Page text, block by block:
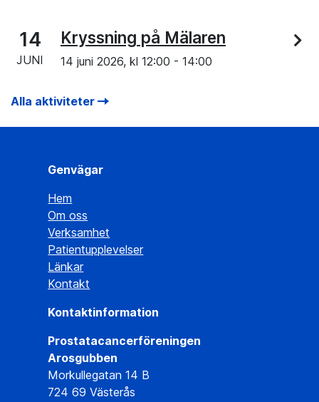
14
JUNI
Kryssning på Mälaren
14 juni 2026, kl 12:00 - 14:00
Alla aktiviteter
Genvägar
Hem
Om oss
Verksamhet
Patientupplevelser
Länkar
Kontakt
Kontaktinformation
Prostatacancerföreningen
Arosgubben
Morkullegatan 14 B
724 69 Västerås